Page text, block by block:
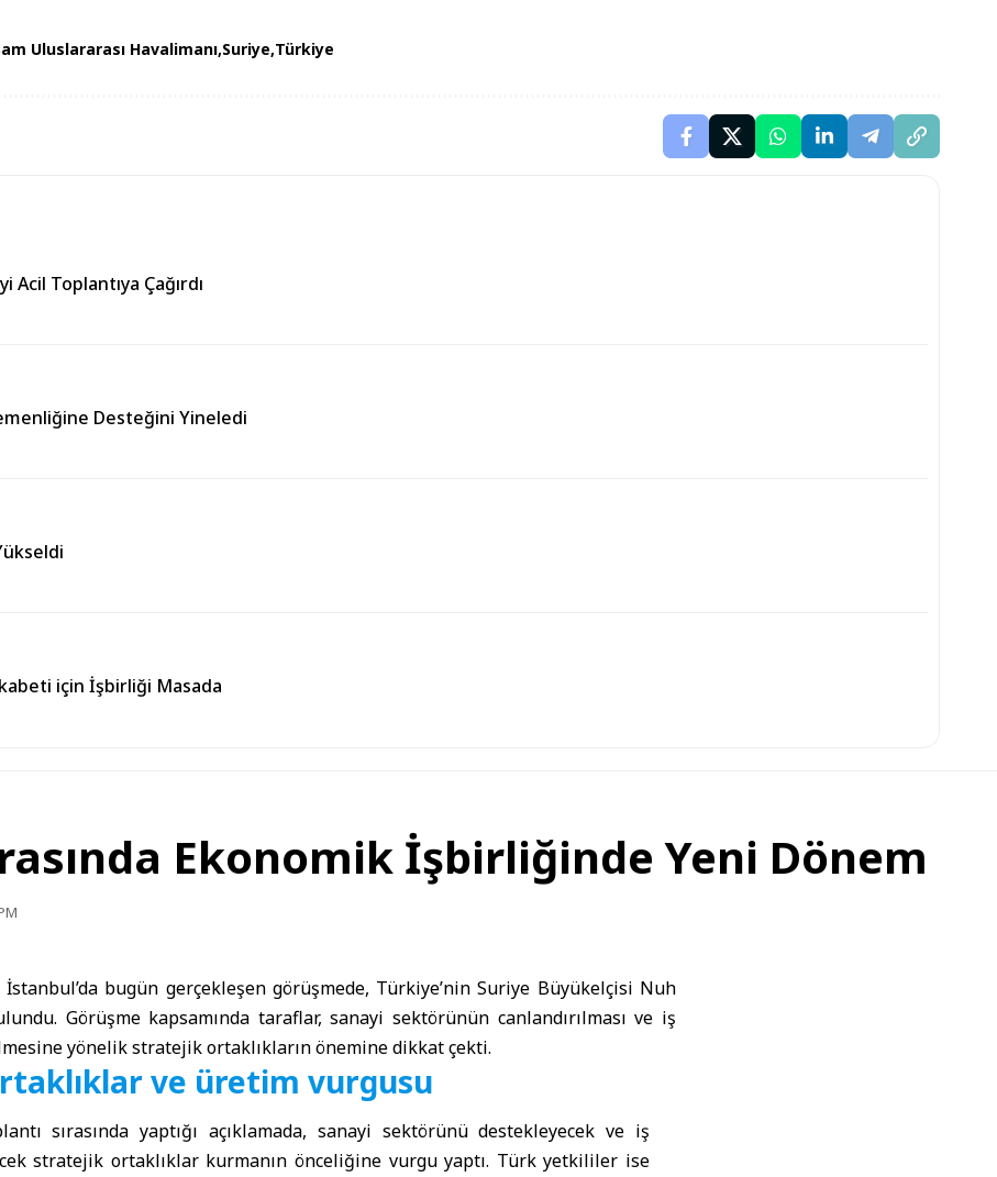
Uluslararası Havalimanı Suriye Türkiye
Acil Toplantıya Çağırdı
Desteğini Yineledi
için İşbirliği Masada
Ekonomik İşbirliğinde Yeni Dönem
İstanbul’da bugün gerçekleşen görüşmede, Türkiye’nin Suriye Büyükelçisi Nuh
Görüşme kapsamında taraflar, sanayi sektörünün canlandırılması ve iş
yönelik stratejik ortaklıkların önemine dikkat çekti.
ve üretim vurgusu
sırasında yaptığı açıklamada, sanayi sektörünü destekleyecek ve iş
stratejik ortaklıklar kurmanın önceliğine vurgu yaptı. Türk yetkililer ise